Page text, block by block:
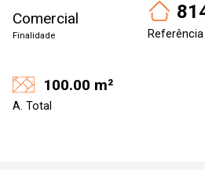
Comercial
Finalidade Referência
100.00 m²
A. Total